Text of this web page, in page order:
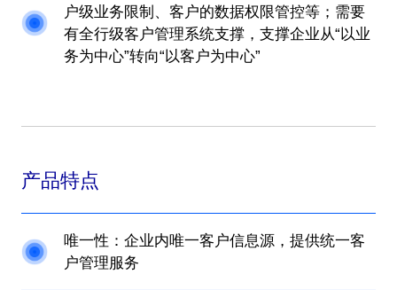
户级业务限制、客户的数据权限管控等；需要
有全行级客户管理系统支撑，支撑企业从“以业
务为中心”转向“以客户为中心”
产品特点
唯一性：企业内唯一客户信息源，提供统一客
户管理服务